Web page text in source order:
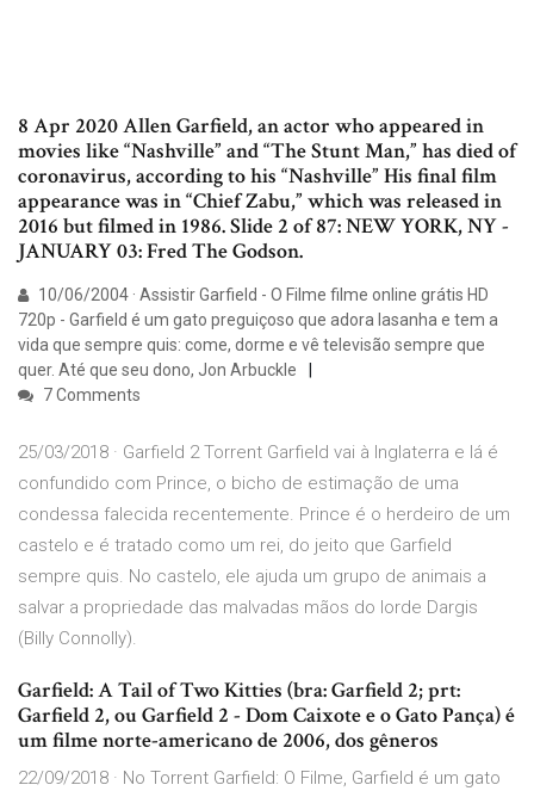
8 Apr 2020 Allen Garfield, an actor who appeared in
movies like “Nashville” and “The Stunt Man,” has died of
coronavirus, according to his “Nashville” His final film
appearance was in “Chief Zabu,” which was released in
2016 but filmed in 1986. Slide 2 of 87: NEW YORK, NY -
JANUARY 03: Fred The Godson.
10/06/2004 · Assistir Garfield - O Filme filme online grátis HD
720p - Garfield é um gato preguiçoso que adora lasanha e tem a
vida que sempre quis: come, dorme e vê televisão sempre que
quer. Até que seu dono, Jon Arbuckle
7 Comments
25/03/2018 · Garfield 2 Torrent Garfield vai à Inglaterra e lá é
confundido com Prince, o bicho de estimação de uma
condessa falecida recentemente. Prince é o herdeiro de um
castelo e é tratado como um rei, do jeito que Garfield
sempre quis. No castelo, ele ajuda um grupo de animais a
salvar a propriedade das malvadas mãos do lorde Dargis
(Billy Connolly).
Garfield: A Tail of Two Kitties (bra: Garfield 2; prt:
Garfield 2, ou Garfield 2 - Dom Caixote e o Gato Pança) é
um filme norte-americano de 2006, dos gêneros
22/09/2018 · No Torrent Garfield: O Filme, Garfield é um gato